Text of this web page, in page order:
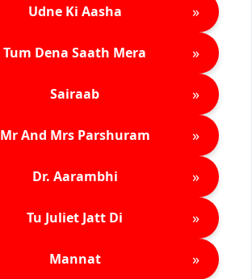
Udne Ki Aasha »
Tum Dena Saath Mera »
Sairaab »
Mr And Mrs Parshuram »
Dr. Aarambhi »
Tu Juliet Jatt Di »
Mannat »